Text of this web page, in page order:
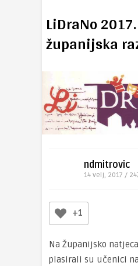
LiDraNo
županijska
ndmitrovic
14 velj, 2017 /
+1
Na Županijsko
plasirali su učenici